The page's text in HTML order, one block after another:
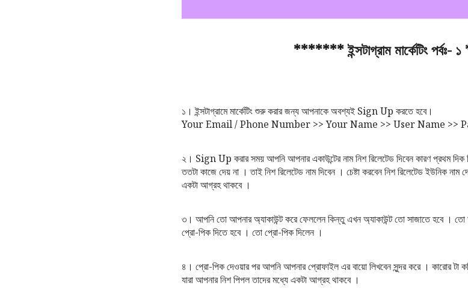
******* ইন্সটাগ্রাম মার্কেটিং
১। ইন্সটাগ্রামে মার্কেটিং শুরু করার জন্য আপনাকে অবশ্যই Sign Up করতে হবে।
Your Email / Phone Number >> Your Name >> User Name >>
২। Sign Up করার সময় আপনি আপনার একাউন্টের নাম নিশ রিলেটেড দিবেন কারণ প্রথম
ততটা কাজে দেয় না । তাই নিশ রিলেটেড নাম দিবেন । চেষ্টা করবেন নিশ রিলেটেড ইউনিক নাম
একটা আগ্রহ থাকবে ।
৩। আপনি তো আপনার অ্যাকাউন্ট করে ফেললেন কিন্তু এখন অ্যাকাউন্ট তো সাজাতে হবে ।
প্রো-পিক দিতে হবে । তো প্রো-পিক দিলেন ।
৪। প্রো-পিক দেওয়ার পর আপনি আপনার প্রোফাইল এর বায়ো লিখবেন সুন্দর করে । কারোর টা
যারা আপনার নিশ পিপল তাদের মধ্যে একটা আগ্রহ থাকবে ।